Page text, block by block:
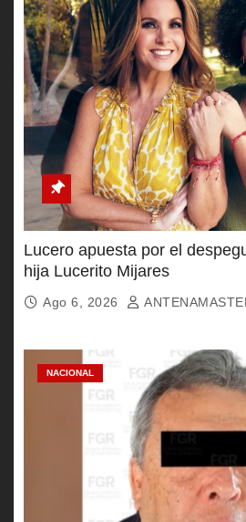
Lucero apuesta por el
hija Lucerito Mijares
Ago 6, 2026
NACIONAL